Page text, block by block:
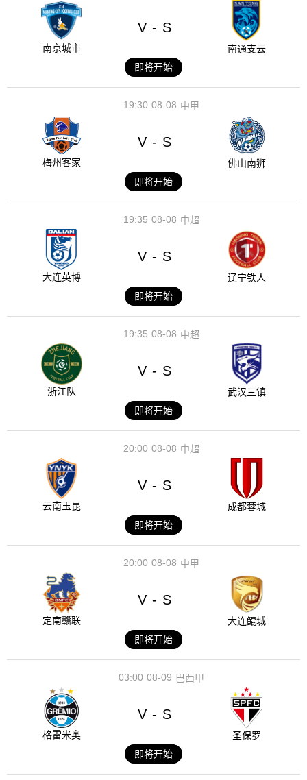
南京城市
V - S
南通支云
即将开始
08-08
19:30 中甲
梅州客家
V - S
佛山南狮
即将开始
08-08
19:35 中超
大连英博
V - S
辽宁铁人
即将开始
08-08
19:35 中超
浙江队
V - S
武汉三镇
即将开始
08-08
20:00 中超
云南玉昆
V - S
成都蓉城
即将开始
08-08
20:00 中甲
定南赣联
V - S
大连鲲城
即将开始
08-09
03:00 巴西甲
格雷米奥
V - S
圣保罗
即将开始